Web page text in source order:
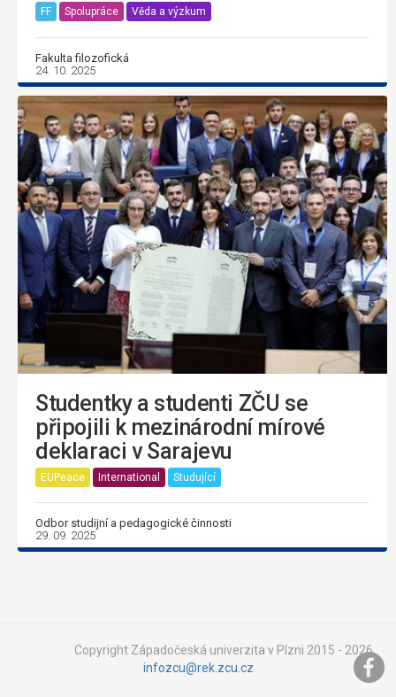
FF Spolupráce Věda a výzkum
Fakulta filozofická
24. 10. 2025
Studentky a studenti ZČU se
připojili k mezinárodní mírové
deklaraci v Sarajevu
EUPeace International Studující
Odbor studijní a pedagogické činnosti
29. 09. 2025
Copyright Západočeská univerzita v Plzni 2015 - 2026,
infozcu@rek.zcu.cz